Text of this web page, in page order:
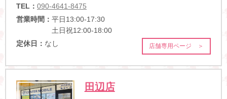
TEL： 090-4641-8475
営業時間： 平日13:00-17:30
土日祝12:00-18:00
定休日： なし 店舗専用ページ ＞
田辺店